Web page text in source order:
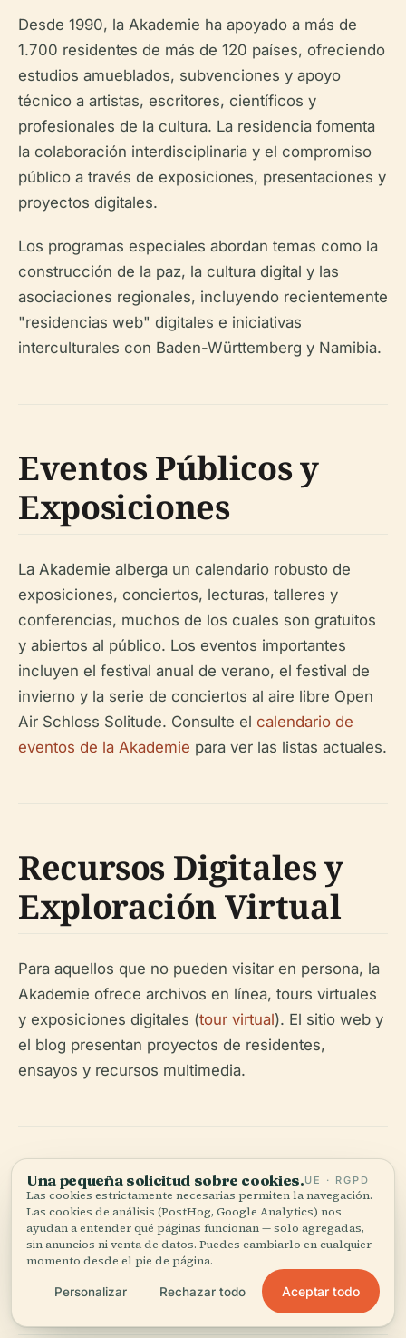
Desde 1990, la Akademie ha apoyado a más de
1.700 residentes de más de 120 países, ofreciendo
estudios amueblados, subvenciones y apoyo
técnico a artistas, escritores, científicos y
profesionales de la cultura. La residencia fomenta
la colaboración interdisciplinaria y el compromiso
público a través de exposiciones, presentaciones y
proyectos digitales.
Los programas especiales abordan temas como la
construcción de la paz, la cultura digital y las
asociaciones regionales, incluyendo recientemente
"residencias web" digitales e iniciativas
interculturales con Baden-Württemberg y Namibia.
Eventos Públicos y
Exposiciones
La Akademie alberga un calendario robusto de
exposiciones, conciertos, lecturas, talleres y
conferencias, muchos de los cuales son gratuitos
y abiertos al público. Los eventos importantes
incluyen el festival anual de verano, el festival de
invierno y la serie de conciertos al aire libre Open
Air Schloss Solitude. Consulte el calendario de
eventos de la Akademie para ver las listas actuales.
Recursos Digitales y
Exploración Virtual
Para aquellos que no pueden visitar en persona, la
Akademie ofrece archivos en línea, tours virtuales
y exposiciones digitales (tour virtual). El sitio web y
el blog presentan proyectos de residentes,
ensayos y recursos multimedia.
Preguntas Frecuentes
(FAQ) sobre la
Akademie Schloss
Solitude
Una pequeña solicitud sobre cookies.UE · RGPD
Las cookies estrictamente necesarias permiten la navegación.
Las cookies de análisis (PostHog, Google Analytics) nos
ayudan a entender qué páginas funcionan — solo agregadas,
sin anuncios ni venta de datos. Puedes cambiarlo en cualquier
momento desde el pie de página.
Personalizar Rechazar todo Aceptar todo